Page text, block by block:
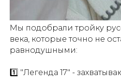
Мы подобрали тройку
века, которые точно не
равнодушными:
1️⃣ "Легенда 17" -